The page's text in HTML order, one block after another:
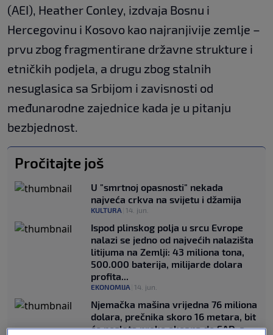
(AEI), Heather Conley, izdvaja Bosnu i
Hercegovinu i Kosovo kao najranjivije zemlje –
prvu zbog fragmentirane državne strukture i
etničkih podjela, a drugu zbog stalnih
nesuglasica sa Srbijom i zavisnosti od
međunarodne zajednice kada je u pitanju
bezbjednost.
Pročitajte još
U "smrtnoj opasnosti" nekada
najveća crkva na svijetu i džamija
KULTURA 14. jun.
Ispod plinskog polja u srcu Evrope
nalazi se jedno od najvećih nalazišta
litijuma na Zemlji: 43 miliona tona,
500.000 baterija, milijarde dolara
profita...
EKONOMIJA 14. jun.
Njemačka mašina vrijedna 76 miliona
dolara, prečnika skoro 16 metara, bit
će poslata preko okeana do SAD-a